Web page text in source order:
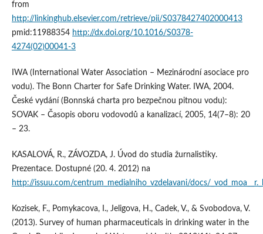
from
http://linkinghub.elsevier.com/retrieve/pii/S0378427402000413
pmid:11988354 http://dx.doi.org/10.1016/S0378-
4274(02)00041-3
IWA (International Water Association – Mezinárodní asociace pro
vodu). The Bonn Charter for Safe Drinking Water. IWA, 2004.
České vydání (Bonnská charta pro bezpečnou pitnou vodu):
SOVAK – Časopis oboru vodovodů a kanalizací, 2005, 14(7–8): 20
– 23.
KASALOVÁ, R., ZÁVOZDA, J. Úvod do studia žurnalistiky.
Prezentace. Dostupné (20. 4. 2012) na
http://issuu.com/centrum_medialniho_vzdelavani/docs/
Kozisek, F., Pomykacova, I., Jeligova, H., Cadek, V., & Svobodova, V.
(2013). Survey of human pharmaceuticals in drinking water in the